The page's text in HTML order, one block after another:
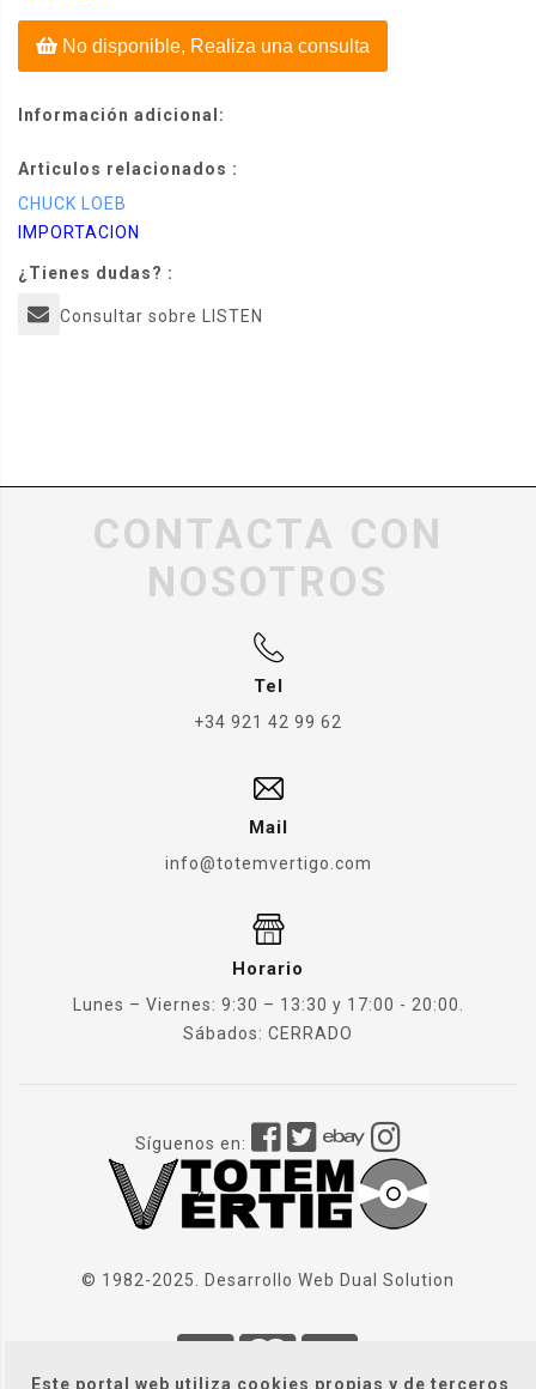
Este portal web utiliza cookies propias y de terceros
No disponible, Realiza una consulta
Información adicional:
Articulos relacionados :
CHUCK LOEB
IMPORTACION
¿Tienes dudas? :
Consultar sobre LISTEN
CONTACTA CON
NOSOTROS
Tel
+34 921 42 99 62
Mail
info@totemvertigo.com
Horario
Lunes – Viernes: 9:30 – 13:30 y 17:00 - 20:00.
Sábados: CERRADO
Síguenos en:
© 1982-2025. Desarrollo Web Dual Solution